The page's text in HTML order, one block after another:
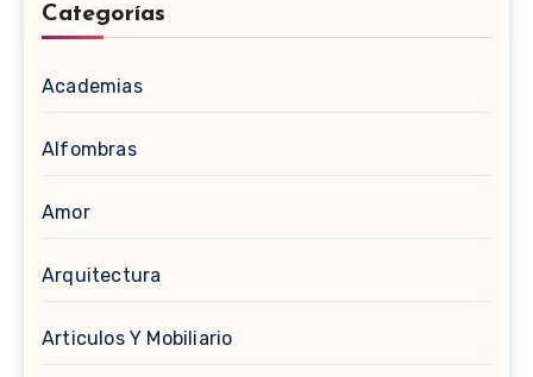
Categorías
Academias
Alfombras
Amor
Arquitectura
Articulos Y Mobiliario